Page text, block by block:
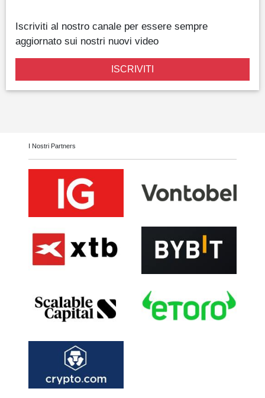
Iscriviti al nostro canale per essere sempre
aggiornato sui nostri nuovi video
ISCRIVITI
I Nostri Partners